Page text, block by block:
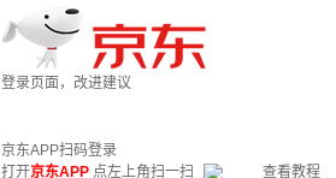
登录页面，改进建议
京东APP扫码登录
打开京东APP 点左上角扫一扫 查看教程